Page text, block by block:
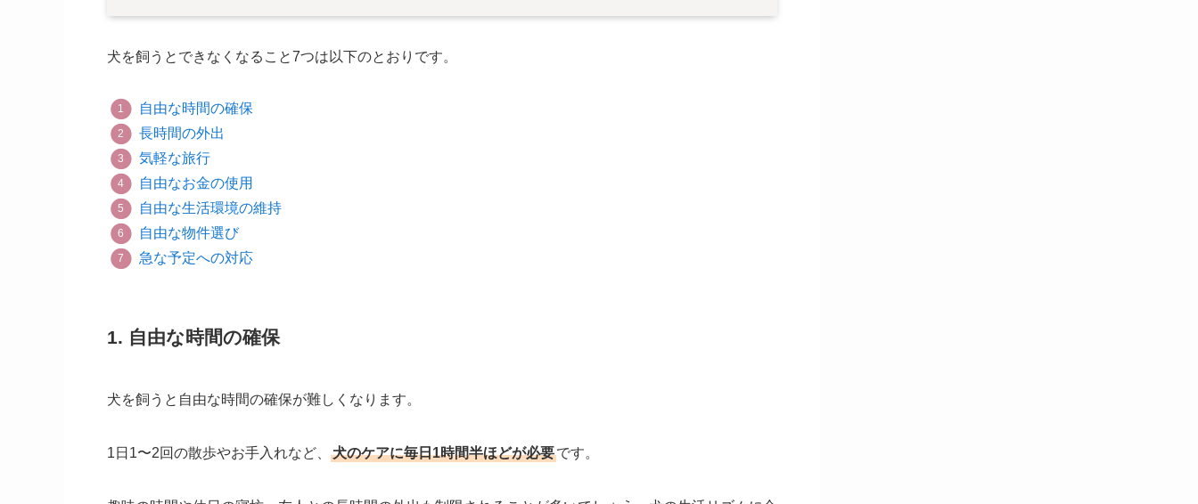
犬を飼うとできなくなること7つは以下のとおりです。
自由な時間の確保
長時間の外出
気軽な旅行
自由なお金の使用
自由な生活環境の維持
自由な物件選び
急な予定への対応
1. ​​​​​​​​​​自由な時間の確保
犬を飼うと自由な時間の確保が難しくなります。
1日1〜2回の散歩やお手入れなど、 犬のケアに毎日1時間半ほどが必要です。